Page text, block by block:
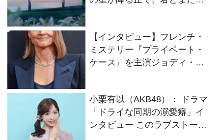
【インタビュー】フレンチ・
ミステリー『プライベート・
ケース』を主演ジョディ・フ
小栗有以（AKB48）： ドラマ
「ドライな同期の溺愛癖」イ
ンタビュー このラブストーリ